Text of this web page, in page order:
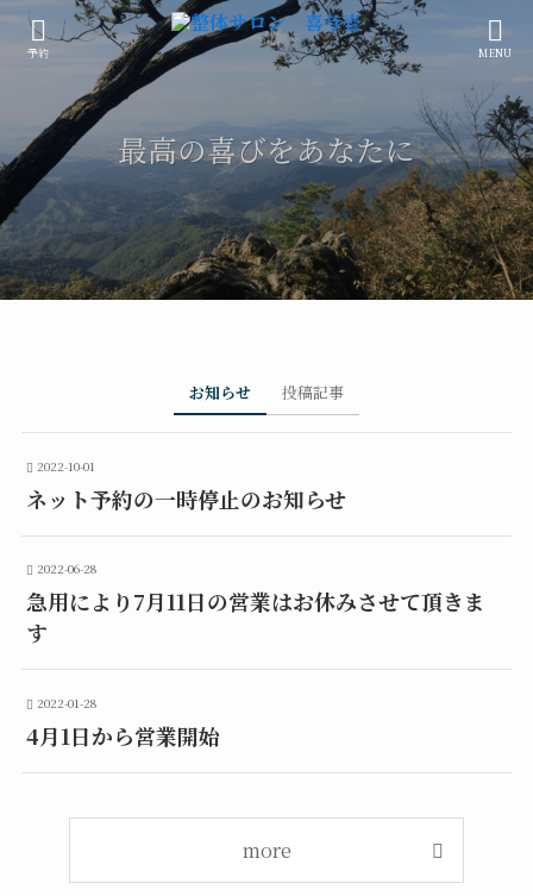
予約 MENU
最高の喜びをあなたに
お知らせ 投稿記事
2022-10-01
ネット予約の一時停止のお知らせ
2022-06-28
急用により7月11日の営業はお休みさせて頂きま
す
2022-01-28
4月1日から営業開始
more